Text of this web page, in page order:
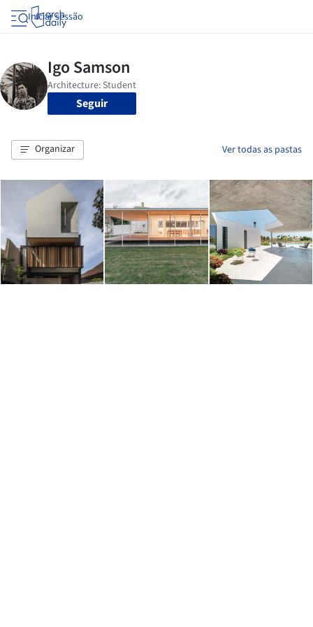
Iniciar sessão
Seguir
Organizar Ver todas as pastas